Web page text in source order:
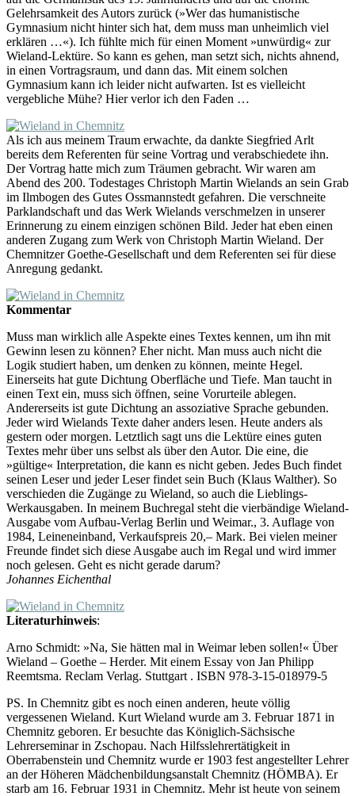
Gelehrsamkeit des Autors zurück (»Wer das humanistische
Gymnasium nicht hinter sich hat, dem muss man unheimlich viel
erklären …«). Ich fühlte mich für einen Moment »unwürdig« zur
Wieland-Lektüre. So kann es gehen, man setzt sich, nichts ahnend,
in einen Vortragsraum, und dann das. Mit einem solchen
Gymnasium kann ich leider nicht aufwarten. Ist es vielleicht
vergebliche Mühe? Hier verlor ich den Faden …
Als ich aus meinem Traum erwachte, da dankte Siegfried Arlt
bereits dem Referenten für seine Vortrag und verabschiedete ihn.
Der Vortrag hatte mich zum Träumen gebracht. Wir waren am
Abend des 200. Todestages Christoph Martin Wielands an sein Grab
im Ilmbogen des Gutes Ossmannstedt gefahren. Die verschneite
Parklandschaft und das Werk Wielands verschmelzen in unserer
Erinnerung zu einem einzigen schönen Bild. Jeder hat eben einen
anderen Zugang zum Werk von Christoph Martin Wieland. Der
Chemnitzer Goethe-Gesellschaft und dem Referenten sei für diese
Anregung gedankt.
Kommentar
Muss man wirklich alle Aspekte eines Textes kennen, um ihn mit
Gewinn lesen zu können? Eher nicht. Man muss auch nicht die
Logik studiert haben, um denken zu können, meinte Hegel.
Einerseits hat gute Dichtung Oberfläche und Tiefe. Man taucht in
einen Text ein, muss sich öffnen, seine Vorurteile ablegen.
Andererseits ist gute Dichtung an assoziative Sprache gebunden.
Jeder wird Wielands Texte daher anders lesen. Heute anders als
gestern oder morgen. Letztlich sagt uns die Lektüre eines guten
Textes mehr über uns selbst als über den Autor. Die eine, die
»gültige« Interpretation, die kann es nicht geben. Jedes Buch findet
seinen Leser und jeder Leser findet sein Buch (Klaus Walther). So
verschieden die Zugänge zu Wieland, so auch die Lieblings-
Werkausgaben. In meinem Buchregal steht die vierbändige Wieland-
Ausgabe vom Aufbau-Verlag Berlin und Weimar., 3. Auflage von
1984, Leineneinband, Verkaufspreis 20,– Mark. Bei vielen meiner
Freunde findet sich diese Ausgabe auch im Regal und wird immer
noch gelesen. Geht es nicht gerade darum?
Johannes Eichenthal
Literaturhinweis:
Arno Schmidt: »Na, Sie hätten mal in Weimar leben sollen!« Über
Wieland – Goethe – Herder. Mit einem Essay von Jan Philipp
Reemtsma. Reclam Verlag. Stuttgart . ISBN 978-3-15-018979-5
PS. In Chemnitz gibt es noch einen anderen, heute völlig
vergessenen Wieland. Kurt Wieland wurde am 3. Februar 1871 in
Chemnitz geboren. Er besuchte das Königlich-Sächsische
Lehrerseminar in Zschopau. Nach Hilfsslehrertätigkeit in
Oberrabenstein und Chemnitz wurde er 1903 fest angestellter Lehrer
an der Höheren Mädchenbildungsanstalt Chemnitz (HÖMBA). Er
starb am 16. Februar 1931 in Chemnitz. Mehr ist heute von seinem